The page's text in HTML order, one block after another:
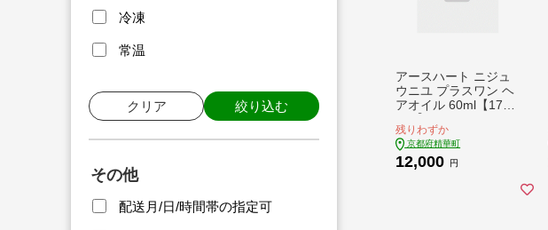
冷凍
常温
クリア 絞り込む
その他
配送月/日/時間帯の指定可
アースハート ニジュ
ウニユ プラスワン ヘ
アオイル 60ml【1748
残りわずか
京都府精華町
12,000 円